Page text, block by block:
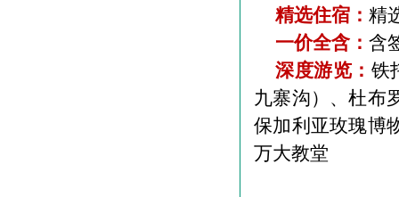
精选住宿： 精
一价全含： 含
深度游览： 铁
九寨沟）、杜布
保加利亚玫瑰博
万大教堂